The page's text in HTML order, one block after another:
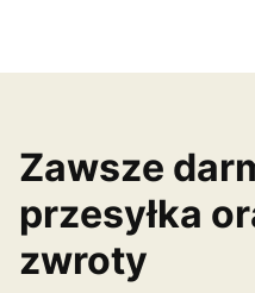
Zawsze
przesyłka
zwroty